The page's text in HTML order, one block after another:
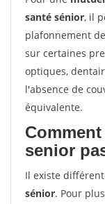
santé sénior, il
plafonnement
sur certaines
optiques,
l'absence de
équivalente.
senior
Il existe
sénior. Pour